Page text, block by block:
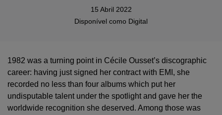
15 Abril 2022
Disponível como Digital
1982 was a turning point in Cécile Ousset’s discographic
career: having just signed her contract with EMI, she
recorded no less than four albums which put her
undisputable talent under the spotlight and gave her the
worldwide recognition she deserved. Among those was